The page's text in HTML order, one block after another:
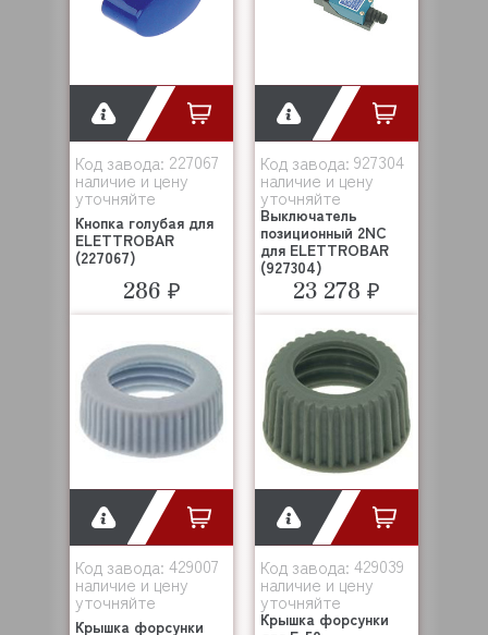
Код завода: 227067
наличие и цену
уточняйте
Кнопка голубая для
ELETTROBAR
(227067)
286 ₽
Код завода: 927304
наличие и цену
уточняйте
Выключатель
позиционный 2NC
для ELETTROBAR
(927304)
23 278 ₽
Код завода: 429007
наличие и цену
уточняйте
Крышка форсунки
Код завода: 429039
наличие и цену
уточняйте
Крышка форсунки